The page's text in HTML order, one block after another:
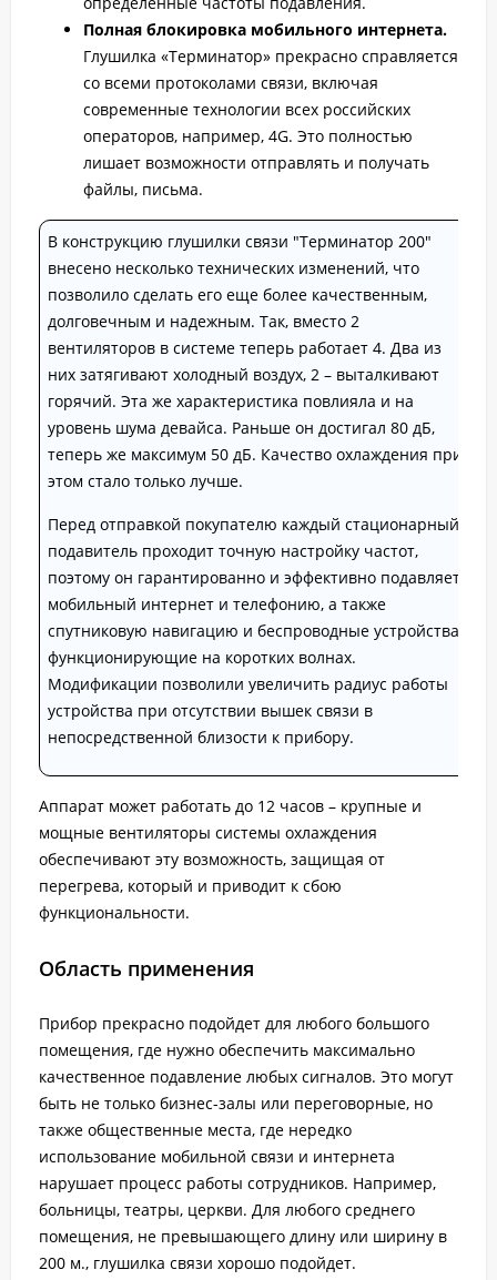
Полная блокировка мобильного интернета.
Глушилка «Терминатор» прекрасно справляется
со всеми протоколами связи, включая
современные технологии всех российских
операторов, например, 4G. Это полностью
лишает возможности отправлять и получать
файлы, письма.
В конструкцию глушилки связи "Терминатор 200"
внесено несколько технических изменений, что
позволило сделать его еще более качественным,
долговечным и надежным. Так, вместо 2
вентиляторов в системе теперь работает 4. Два из
них затягивают холодный воздух, 2 – выталкивают
горячий. Эта же характеристика повлияла и на
уровень шума девайса. Раньше он достигал 80 дБ,
теперь же максимум 50 дБ. Качество охлаждения при
этом стало только лучше.
Перед отправкой покупателю каждый стационарный
подавитель проходит точную настройку частот,
поэтому он гарантированно и эффективно подавляет
мобильный интернет и телефонию, а также
спутниковую навигацию и беспроводные устройства,
функционирующие на коротких волнах.
Модификации позволили увеличить радиус работы
устройства при отсутствии вышек связи в
непосредственной близости к прибору.
Аппарат может работать до 12 часов – крупные и
мощные вентиляторы системы охлаждения
обеспечивают эту возможность, защищая от
перегрева, который и приводит к сбою
функциональности.
Область применения
Прибор прекрасно подойдет для любого большого
помещения, где нужно обеспечить максимально
качественное подавление любых сигналов. Это могут
быть не только бизнес-залы или переговорные, но
также общественные места, где нередко
использование мобильной связи и интернета
нарушает процесс работы сотрудников. Например,
больницы, театры, церкви. Для любого среднего
помещения, не превышающего длину или ширину в
200 м., глушилка связи хорошо подойдет.